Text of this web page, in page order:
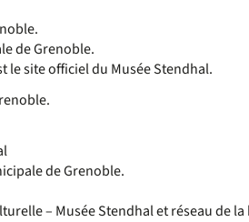
de Grenoble.
le site officiel du Musée Stendhal.
de Grenoble.
– Musée Stendhal et réseau de